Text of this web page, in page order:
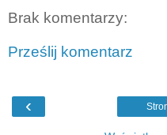
Brak komentarzy:
Prześlij komentarz
‹